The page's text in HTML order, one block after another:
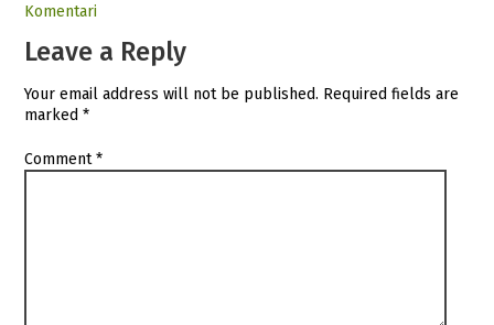
Komentari
Leave a Reply
Your email address will not be published. Required fields are
marked*
Comment*